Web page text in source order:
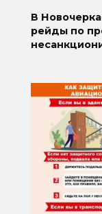
В
рейды по